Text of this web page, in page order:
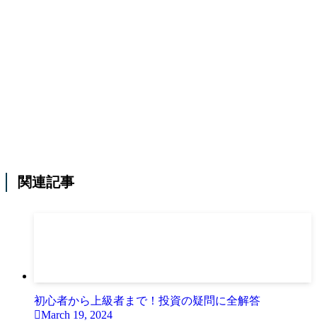
関連記事
初心者から上級者まで！投資の疑問に全解答
March 19, 2024